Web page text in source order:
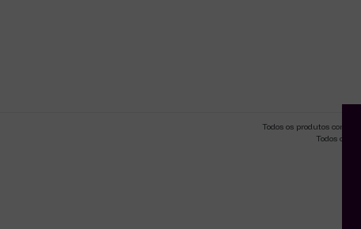
Todos os produtos
Todos os